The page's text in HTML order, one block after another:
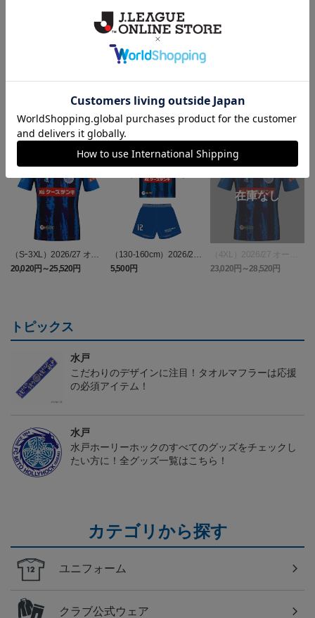
ヘルプページ
ランキング
（Sｰ3XL）2026/27 オー
センティックユニフォー
ム FP 1st
20,020円～25,520円
（130-160cm）2026/27
キッズユニフォーム FP1s
5,500円
（4XL）2026/27 オーセ
ンティックユニフォーム
FP 1st
23,020円～28,520円
トピックス
水戸
こだわりのデザインに注目！タオルマフラーは応援
の必須アイテム！
水戸
水戸ホーリーホックのすべてのグッズをチェックし
たい方に！全グッズ一覧はこちら！
カテゴリから探す
ユニフォーム
クラブ公式ウェア